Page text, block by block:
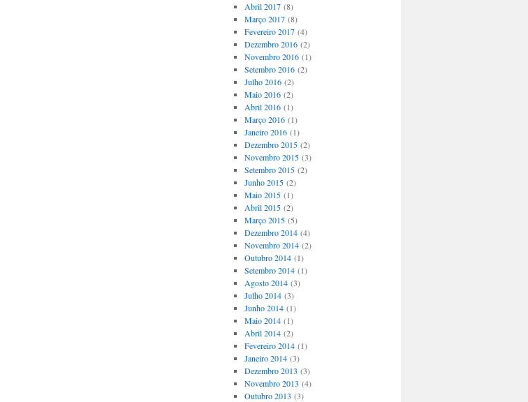
Abril 2017(8)
Março 2017(8)
Fevereiro 2017(4)
Dezembro 2016(2)
Novembro 2016(1)
Setembro 2016(2)
Julho 2016(2)
Maio 2016(2)
Abril 2016(1)
Março 2016(1)
Janeiro 2016(1)
Dezembro 2015(2)
Novembro 2015(3)
Setembro 2015(2)
Junho 2015(2)
Maio 2015(1)
Abril 2015(2)
Março 2015(5)
Dezembro 2014(4)
Novembro 2014(2)
Outubro 2014(1)
Setembro 2014(1)
Agosto 2014(3)
Julho 2014(3)
Junho 2014(1)
Maio 2014(1)
Abril 2014(2)
Fevereiro 2014(1)
Janeiro 2014(3)
Dezembro 2013 (3)
Novembro 2013 (4)
Outubro 2013 (3)